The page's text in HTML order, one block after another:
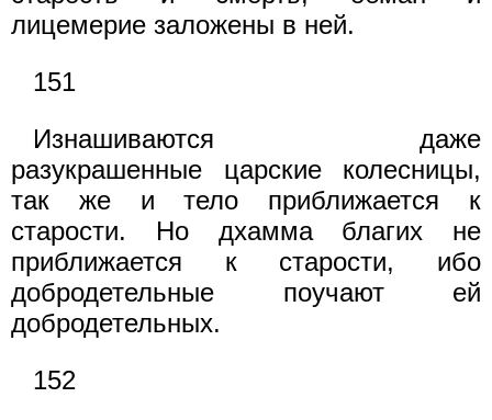
лицемерие заложены в ней.
151
Изнашиваются даже
разукрашенные царские колесницы,
так же и тело приближается к
старости. Но дхамма благих не
приближается к старости, ибо
добродетельные поучают ей
добродетельных.
152